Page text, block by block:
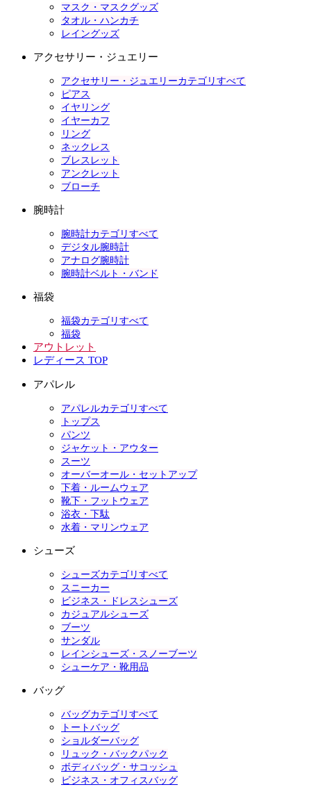
マスク・マスクグッズ
タオル・ハンカチ
レイングッズ
アクセサリー・ジュエリー
アクセサリー・ジュエリーカテゴリすべて
ピアス
イヤリング
イヤーカフ
リング
ネックレス
ブレスレット
アンクレット
ブローチ
腕時計
腕時計カテゴリすべて
デジタル腕時計
アナログ腕時計
腕時計ベルト・バンド
福袋
福袋カテゴリすべて
福袋
アウトレット
レディース TOP
アパレル
アパレルカテゴリすべて
トップス
パンツ
ジャケット・アウター
スーツ
オーバーオール・セットアップ
下着・ルームウェア
靴下・フットウェア
浴衣・下駄
水着・マリンウェア
シューズ
シューズカテゴリすべて
スニーカー
ビジネス・ドレスシューズ
カジュアルシューズ
ブーツ
サンダル
レインシューズ・スノーブーツ
シューケア・靴用品
バッグ
バッグカテゴリすべて
トートバッグ
ショルダーバッグ
リュック・バックパック
ボディバッグ・サコッシュ
ビジネス・オフィスバッグ